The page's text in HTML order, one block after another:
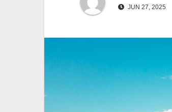
JUN 27, 2025